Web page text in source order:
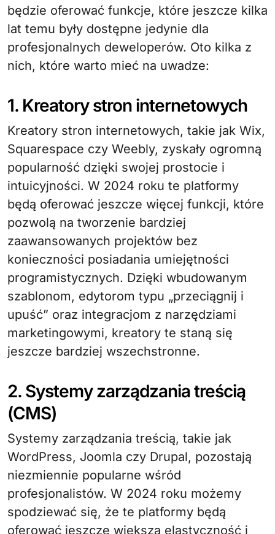
będzie oferować funkcje, które jeszcze kilka
lat temu były dostępne jedynie dla
profesjonalnych deweloperów. Oto kilka z
nich, które warto mieć na uwadze:
1. Kreatory stron internetowych
Kreatory stron internetowych, takie jak Wix,
Squarespace czy Weebly, zyskały ogromną
popularność dzięki swojej prostocie i
intuicyjności. W 2024 roku te platformy
będą oferować jeszcze więcej funkcji, które
pozwolą na tworzenie bardziej
zaawansowanych projektów bez
konieczności posiadania umiejętności
programistycznych. Dzięki wbudowanym
szablonom, edytorom typu „przeciągnij i
upuść” oraz integracjom z narzędziami
marketingowymi, kreatory te staną się
jeszcze bardziej wszechstronne.
2. Systemy zarządzania treścią
(CMS)
Systemy zarządzania treścią, takie jak
WordPress, Joomla czy Drupal, pozostają
niezmiennie popularne wśród
profesjonalistów. W 2024 roku możemy
spodziewać się, że te platformy będą
oferować jeszcze większą elastyczność i